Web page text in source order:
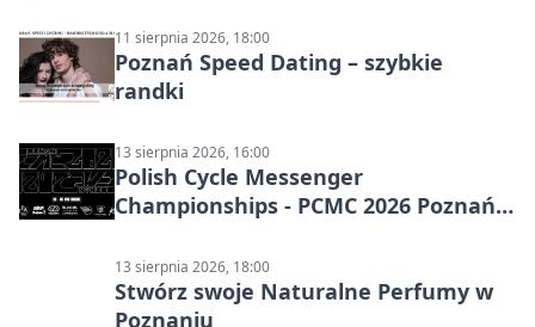
11 sierpnia 2026, 18:00
Poznań Speed Dating – szybkie
randki
13 sierpnia 2026, 16:00
Polish Cycle Messenger
Championships - PCMC 2026 Poznań:
13 sierpnia 2026, 18:00
Stwórz swoje Naturalne Perfumy w
Poznaniu